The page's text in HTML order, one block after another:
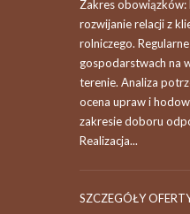
Zakres obowiązków:
rozwijanie relacji z
rolniczego.
gospodarstwach na
terenie. Analiza
ocena upraw i
zakresie doboru
Realizacja...
SZCZEGÓŁY